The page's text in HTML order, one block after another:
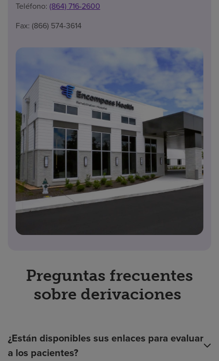
Teléfono: (864) 716-2600
Fax: (866) 574-3614
Preguntas frecuentes
sobre derivaciones
¿Están disponibles sus enlaces para evaluar
a los pacientes?